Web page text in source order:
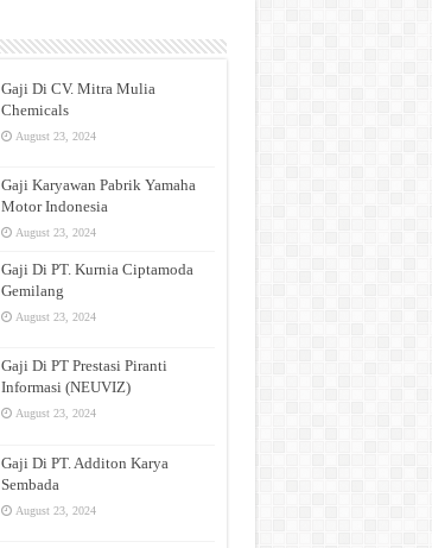
Gaji Di CV. Mitra Mulia
Chemicals
August 23, 2024
Gaji Karyawan Pabrik Yamaha
Motor Indonesia
August 23, 2024
Gaji Di PT. Kurnia Ciptamoda
Gemilang
August 23, 2024
Gaji Di PT Prestasi Piranti
Informasi (NEUVIZ)
August 23, 2024
Gaji Di PT. Additon Karya
Sembada
August 23, 2024